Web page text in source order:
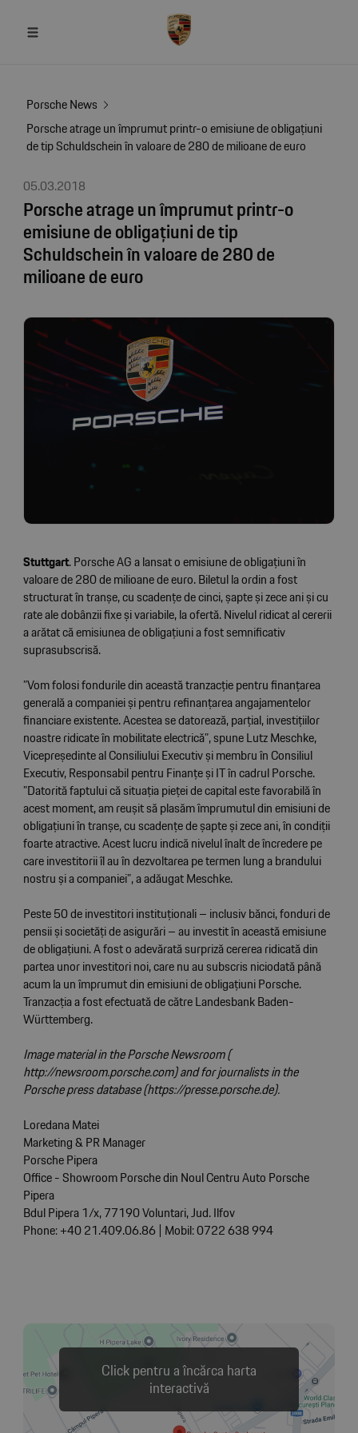
Porsche News
Porsche atrage un împrumut printr-o emisiune de obligațiuni
de tip Schuldschein în valoare de 280 de milioane de euro
05.03.2018
Porsche atrage un împrumut printr-o
emisiune de obligațiuni de tip
Schuldschein în valoare de 280 de
milioane de euro
Stuttgart. Porsche AG a lansat o emisiune de obligațiuni în
valoare de 280 de milioane de euro. Biletul la ordin a fost
structurat în tranșe, cu scadențe de cinci, șapte și zece ani și cu
rate ale dobânzii fixe și variabile, la ofertă. Nivelul ridicat al cererii
a arătat că emisiunea de obligațiuni a fost semnificativ
suprasubscrisă.
”Vom folosi fondurile din această tranzacție pentru finanțarea
generală a companiei și pentru refinanțarea angajamentelor
financiare existente. Acestea se datorează, parțial, investițiilor
noastre ridicate în mobilitate electrică”, spune Lutz Meschke,
Vicepreședinte al Consiliului Executiv și membru în Consiliul
Executiv, Responsabil pentru Finanțe și IT în cadrul Porsche.
”Datorită faptului că situația pieței de capital este favorabilă în
acest moment, am reușit să plasăm împrumutul din emisiuni de
obligațiuni în tranșe, cu scadențe de șapte și zece ani, în condiții
foarte atractive. Acest lucru indică nivelul înalt de încredere pe
care investitorii îl au în dezvoltarea pe termen lung a brandului
nostru și a companiei”, a adăugat Meschke.
Peste 50 de investitori instituționali – inclusiv bănci, fonduri de
pensii și societăți de asigurări – au investit în această emisiune
de obligațiuni. A fost o adevărată surpriză cererea ridicată din
partea unor investitori noi, care nu au subscris niciodată până
acum la un împrumut din emisiuni de obligațiuni Porsche.
Tranzacția a fost efectuată de către Landesbank Baden-
Württemberg.
Image material in the Porsche Newsroom (
http://newsroom.porsche.com) and for journalists in the
Porsche press database (https://presse.porsche.de).
Loredana Matei
Marketing & PR Manager
Porsche Pipera
Office - Showroom Porsche din Noul Centru Auto Porsche
Pipera
Bdul Pipera 1/x, 77190 Voluntari, Jud. Ilfov
Phone: +40 21.409.06.86 | Mobil: 0722 638 994
Click pentru a încărca harta
interactivă